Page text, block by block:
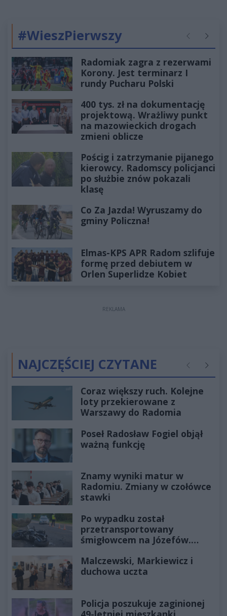
#WieszPierwszy Poprzednie
Radomiak zagra z rezerwami
Korony. Jest terminarz I
rundy Pucharu Polski
400 tys. zł na dokumentację
projektową. Wrażliwy punkt
na mazowieckich drogach
zmieni oblicze
Pościg i zatrzymanie pijanego
kierowcy. Radomscy policjanci
po służbie znów pokazali
klasę
Co Za Jazda! Wyruszamy do
gminy Policzna!
Elmas-KPS APR Radom szlifuje
formę przed debiutem w
Orlen Superlidze Kobiet
REKLAMA
NAJCZĘŚCIEJ CZYTANE Poprzednie
Coraz większy ruch. Kolejne
loty przekierowane z
Warszawy do Radomia
Poseł Radosław Fogiel objął
ważną funkcję
Znamy wyniki matur w
Radomiu. Zmiany w czołówce
stawki
Po wypadku został
przetransportowany
śmigłowcem na Józefów.
Malczewski, Markiewicz i
duchowa uczta
Policja poszukuje zaginionej